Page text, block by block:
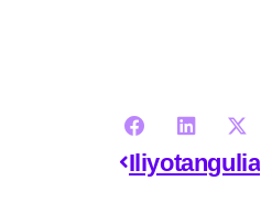
Iliyotangulia